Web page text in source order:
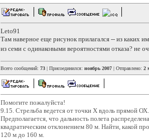
Leto91
Там наверное еще рисунок прилагался -- из каких
из семи с одинаковыми вероятностями отказа? не
Всего сообщений: 73 | Присоединился: ноябрь 2007 | Отправлено: 2
Помогите пожалуйста!
9.15. Стрельба ведется от точки Х вдоль прямой
Предполагается, что дальность полета
квадратическим отклонением 80 м. Найти, какой
120 м до 160 м.